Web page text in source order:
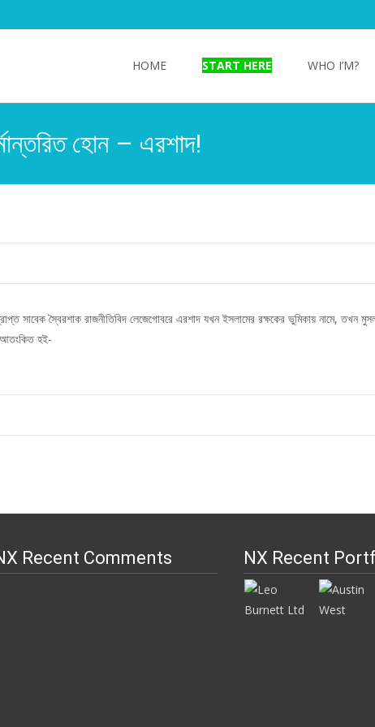
HOME START HERE WHO I’M?
হোন – এরশাদ!
সাবেক স্বৈরশাক রাজনীতিবিদ লেজেগোবরে এরশাদ যখন ইসলামের রক্ষকের ভুমিকায় নামে, তখন
আতংকিত হই-
Recent Comments NX Recent